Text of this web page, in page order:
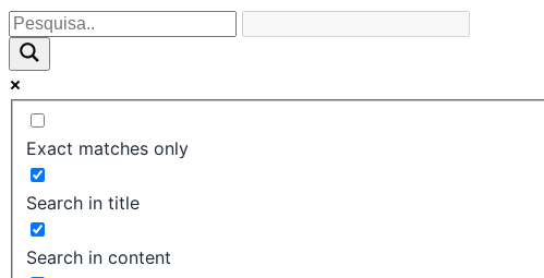
Exact matches only
Search in title
Search in content